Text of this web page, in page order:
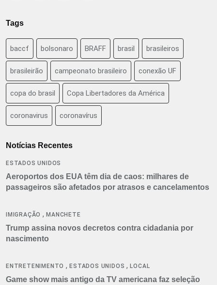
Tags
baccf bolsonaro BRAFF brasil brasileiros
brasileirão campeonato brasileiro conexão UF
copa do brasil Copa Libertadores da América
coronavirus coronavírus
Notícias Recentes
ESTADOS UNIDOS
Aeroportos dos EUA têm dia de caos: milhares de
passageiros são afetados por atrasos e cancelamentos
IMIGRAÇÃO ,MANCHETE
Trump assina novos decretos contra cidadania por
nascimento
ENTRETENIMENTO ,ESTADOS UNIDOS ,LOCAL
Game show mais antigo da TV americana faz seleção